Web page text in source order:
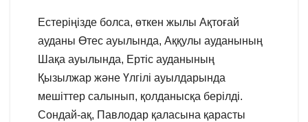
Естеріңізде болса, өткен жылы Ақтоғай
ауданы Өтес ауылында, Аққулы ауданының
Шақа ауылында, Ертіс ауданының
Қызылжар және Үлгілі ауылдарында
мешіттер салынып, қолданысқа берілді.
Сондай-ақ, Павлодар қаласына қарасты